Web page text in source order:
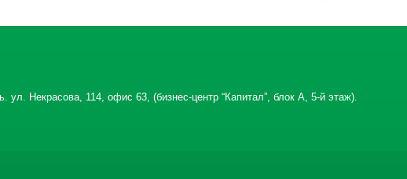
ул. Некрасова, 114, офис 63, (бизнес-центр “Капитал”, блок А, 5-й этаж).